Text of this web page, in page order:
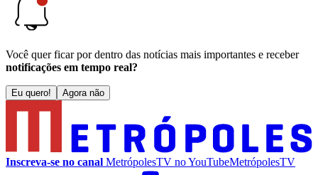
Você quer ficar por dentro das notícias mais importantes e receber
notificações em tempo real?
Eu quero! Agora não
Inscreva-se no canal MetrópolesTV noYouTubeMetrópolesTV